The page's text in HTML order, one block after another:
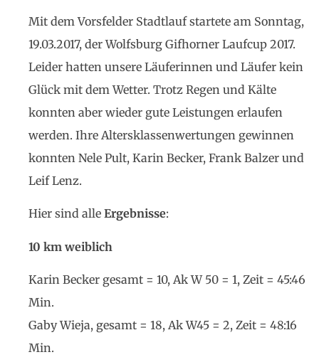
Mit dem Vorsfelder Stadtlauf startete am Sonntag,
19.03.2017, der Wolfsburg Gifhorner Laufcup 2017.
Leider hatten unsere Läuferinnen und Läufer kein
Glück mit dem Wetter. Trotz Regen und Kälte
konnten aber wieder gute Leistungen erlaufen
werden. Ihre Altersklassenwertungen gewinnen
konnten Nele Pult, Karin Becker, Frank Balzer und
Leif Lenz.
Hier sind alle Ergebnisse:
10 km weiblich
Karin Becker gesamt = 10, Ak W 50 = 1, Zeit = 45:46
Min.
Gaby Wieja, gesamt = 18, Ak W45 = 2, Zeit = 48:16
Min.